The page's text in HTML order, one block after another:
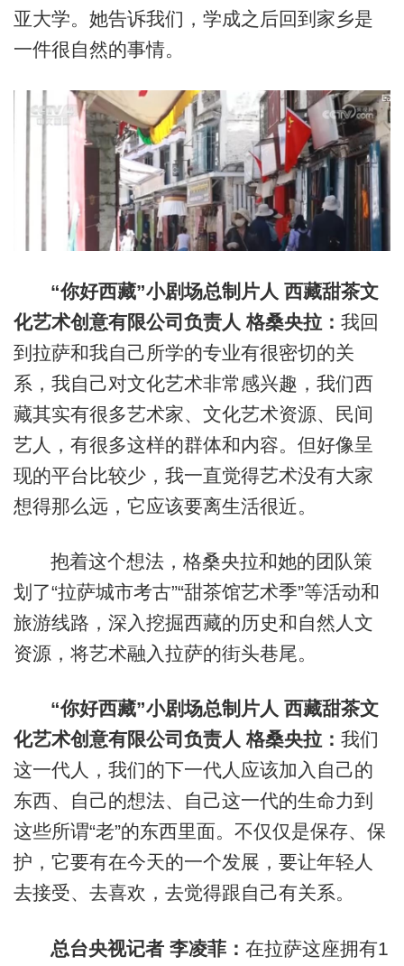
亚大学。她告诉我们，学成之后回到家乡是
一件很自然的事情。
“你好西藏”小剧场总制片人 西藏甜茶文
化艺术创意有限公司负责人 格桑央拉： 我回
到拉萨和我自己所学的专业有很密切的关
系，我自己对文化艺术非常感兴趣，我们西
藏其实有很多艺术家、文化艺术资源、民间
艺人，有很多这样的群体和内容。但好像呈
现的平台比较少，我一直觉得艺术没有大家
想得那么远，它应该要离生活很近。
抱着这个想法，格桑央拉和她的团队策
划了“拉萨城市考古”“甜茶馆艺术季”等活动和
旅游线路，深入挖掘西藏的历史和自然人文
资源，将艺术融入拉萨的街头巷尾。
“你好西藏”小剧场总制片人 西藏甜茶文
化艺术创意有限公司负责人 格桑央拉： 我们
这一代人，我们的下一代人应该加入自己的
东西、自己的想法、自己这一代的生命力到
这些所谓“老”的东西里面。不仅仅是保存、保
护，它要有在今天的一个发展，要让年轻人
去接受、去喜欢，去觉得跟自己有关系。
总台央视记者 李凌菲： 在拉萨这座拥有1